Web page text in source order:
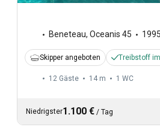
Beneteau, Oceanis 45 1995
Skipper angeboten Treibstoff
12 Gäste 14 m 1 WC
Niedrigster1.100 € / Tag